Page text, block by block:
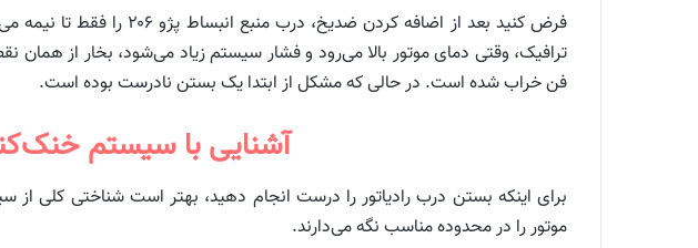
فرض کنید بعد از اضافه
ترافیک، وقتی دمای موتور بالا می‌رود و فشار سیستم زیاد می‌شود، بخار از همان
فن خراب شده است. در حالی که مشکل از ابتدا یک بستن نادرست بوده است.
آشنایی با سیستم
برای اینکه بستن درب رادیاتور را درست انجام دهید، بهتر است شناختی
موتور را در محدوده مناسب نگه می‌دارند.